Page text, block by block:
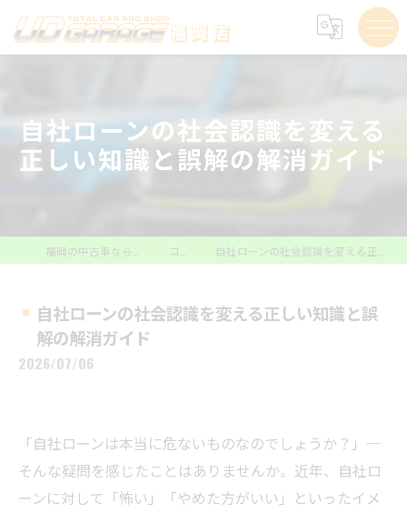
自社ローンの社会認識を変える
正しい知識と誤解の解消ガイド
コラム 自社ローンの社会認識を変える正しい知識と誤解の解消ガイド
自社ローンの社会認識を変える正しい知識と誤
解の解消ガイド
2026/07/06
「自社ローンは本当に危ないものなのでしょうか？」─
そんな疑問を感じたことはありませんか。近年、自社ロ
ーンに対して「怖い」「やめた方がいい」といったイメ